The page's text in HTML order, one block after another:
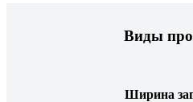
Виды
Ширина